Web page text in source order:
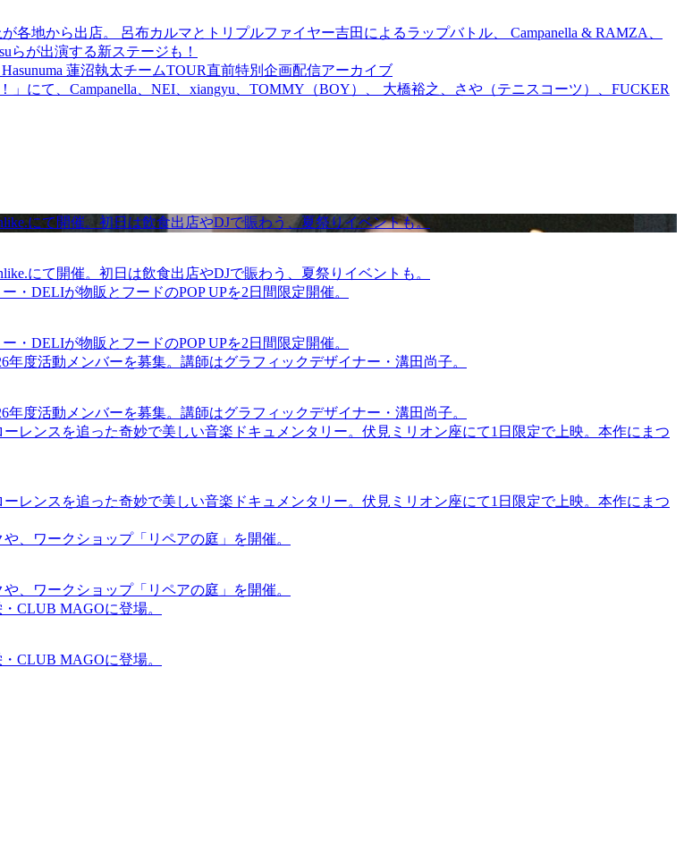
各地から出店。 呂布カルマとトリプルファイヤー吉田によるラップバトル、 Campanella & RAMZA、
らが出演する新ステージも！
蓮沼執太チームTOUR直前特別企画配信アーカイブ
にて、Campanella、NEI、xiangyu、TOMMY（BOY）、 大橋裕之、さや（テニスコーツ）、FUCKER
にて開催。初日は飲食出店やDJで賑わう、夏祭りイベントも。
にて開催。初日は飲食出店やDJで賑わう、夏祭りイベントも。
・DELIが物販とフードのPOP UPを2日間限定開催。
・DELIが物販とフードのPOP UPを2日間限定開催。
度活動メンバーを募集。講師はグラフィックデザイナー・溝田尚子。
度活動メンバーを募集。講師はグラフィックデザイナー・溝田尚子。
レンスを追った奇妙で美しい音楽ドキュメンタリー。伏見ミリオン座にて1日限定で上映。本作にまつ
レンスを追った奇妙で美しい音楽ドキュメンタリー。伏見ミリオン座にて1日限定で上映。本作にまつ
、ワークショップ「リペアの庭」を開催。
、ワークショップ「リペアの庭」を開催。
CLUB MAGOに登場。
CLUB MAGOに登場。